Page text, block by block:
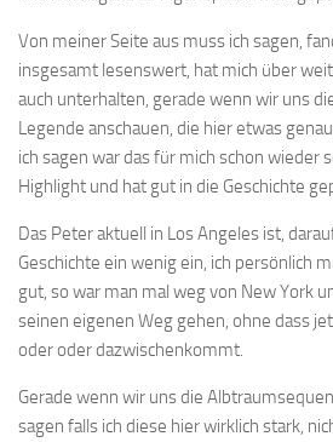
Von meiner Seite aus muss ich sagen,
insgesamt lesenswert, hat mich über
auch unterhalten, gerade wenn wir uns
Legende anschauen, die hier etwas
ich sagen war das für mich schon wieder
Highlight und hat gut in die Geschichte
Das Peter aktuell in Los Angeles ist,
Geschichte ein wenig ein, ich persönlich
gut, so war man mal weg von New York
seinen eigenen Weg gehen, ohne dass
oder oder dazwischenkommt.
Gerade wenn wir uns die
sagen falls ich diese hier wirklich stark,